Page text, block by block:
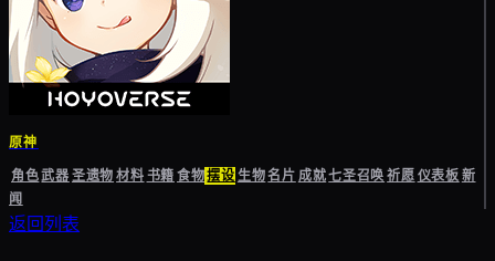
原神
角色武器圣遗物材料书籍食物摆设生物名片成就七圣召唤祈愿仪表板新
闻
返回列表